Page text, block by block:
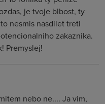
je tvoje blbost, ty
nesmis nasdilet treti
zakaznika.
Premyslej!
nebo ne.... Ja vim,